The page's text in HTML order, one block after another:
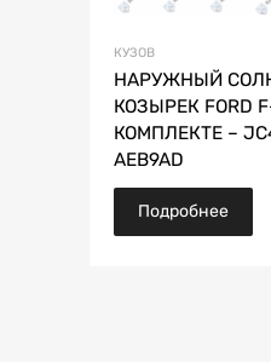
КУЗОВ
НАРУЖНЫЙ
КОЗЫРЕК FORD
КОМПЛЕКТЕ –
AEB9AD
Подробнее